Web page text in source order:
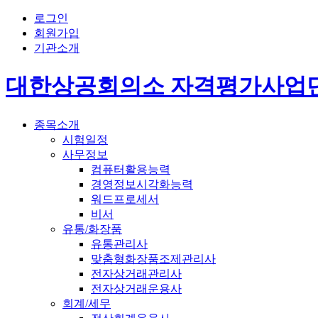
로그인
회원가입
기관소개
대한상공회의소 자격평가사업
종목소개
시험일정
사무정보
컴퓨터활용능력
경영정보시각화능력
워드프로세서
비서
유통/화장품
유통관리사
맞춤형화장품조제관리사
전자상거래관리사
전자상거래운용사
회계/세무